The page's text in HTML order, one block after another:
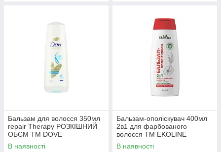
Бальзам для волосся 350мл
repair Therapy РОЗКІШНИЙ
ОБЄМ ТМ DOVE
В наявності
Бальзам-ополіскувач 400мл
2в1 для фарбованого
волосся ТМ EKOLINE
В наявності